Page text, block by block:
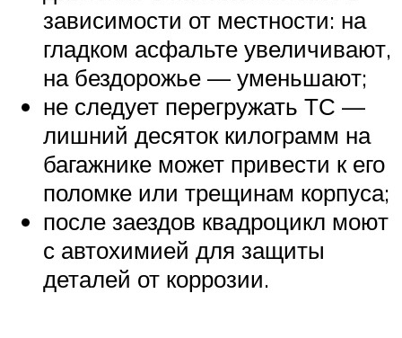
зависимости от местности: на
гладком асфальте увеличивают,
на бездорожье — уменьшают;
не следует перегружать ТС —
лишний десяток килограмм на
багажнике может привести к его
поломке или трещинам корпуса;
после заездов квадроцикл моют
с автохимией для защиты
деталей от коррозии.